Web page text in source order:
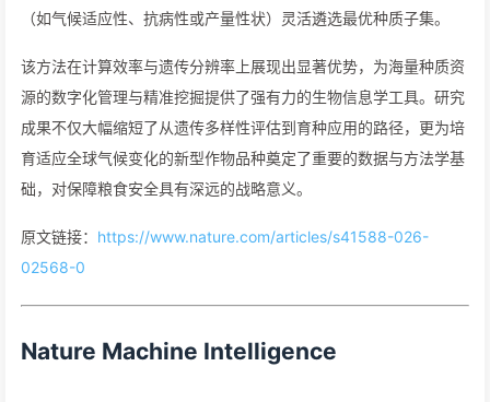
（如气候适应性、抗病性或产量性状）灵活遴选最优种质子集。
该方法在计算效率与遗传分辨率上展现出显著优势，为海量种质资
源的数字化管理与精准挖掘提供了强有力的生物信息学工具。研究
成果不仅大幅缩短了从遗传多样性评估到育种应用的路径，更为培
育适应全球气候变化的新型作物品种奠定了重要的数据与方法学基
础，对保障粮食安全具有深远的战略意义。
原文链接： https://www.nature.com/articles/s41588-026-
02568-0
Nature Machine Intelligence